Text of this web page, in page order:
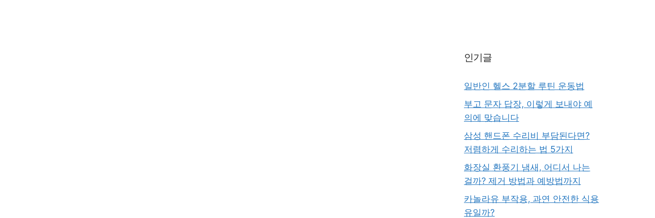
인기글
일반인 헬스 2분할 루틴 운동법
부고 문자 답장, 이렇게 보내야 예
의에 맞습니다
삼성 핸드폰 수리비 부담된다면?
저렴하게 수리하는 법 5가지
화장실 환풍기 냄새, 어디서 나는
걸까? 제거 방법과 예방법까지
카놀라유 부작용, 과연 안전한 식용
유일까?